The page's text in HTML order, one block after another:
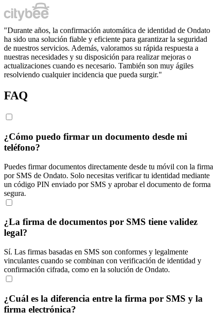
"Durante años, la confirmación automática de identidad de Ondato
ha sido una solución fiable y eficiente para garantizar la seguridad
de nuestros servicios. Además, valoramos su rápida respuesta a
nuestras necesidades y su disposición para realizar mejoras o
actualizaciones cuando es necesario. También son muy ágiles
resolviendo cualquier incidencia que pueda surgir."
FAQ
¿Cómo puedo firmar un documento desde mi
teléfono?
Puedes firmar documentos directamente desde tu móvil con la firma
por SMS de Ondato. Solo necesitas verificar tu identidad mediante
un código PIN enviado por SMS y aprobar el documento de forma
segura.
¿La firma de documentos por SMS tiene validez
legal?
Sí. Las firmas basadas en SMS son conformes y legalmente
vinculantes cuando se combinan con verificación de identidad y
confirmación cifrada, como en la solución de Ondato.
¿Cuál es la diferencia entre la firma por SMS y la
firma electrónica?